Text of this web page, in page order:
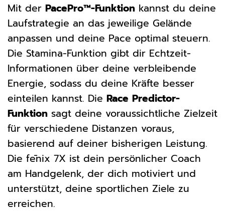
Mit der PacePro™-Funktion kannst du deine
Laufstrategie an das jeweilige Gelände
anpassen und deine Pace optimal steuern.
Die Stamina-Funktion gibt dir Echtzeit-
Informationen über deine verbleibende
Energie, sodass du deine Kräfte besser
einteilen kannst. Die Race Predictor-
Funktion sagt deine voraussichtliche Zielzeit
für verschiedene Distanzen voraus,
basierend auf deiner bisherigen Leistung.
Die fēnix 7X ist dein persönlicher Coach
am Handgelenk, der dich motiviert und
unterstützt, deine sportlichen Ziele zu
erreichen.